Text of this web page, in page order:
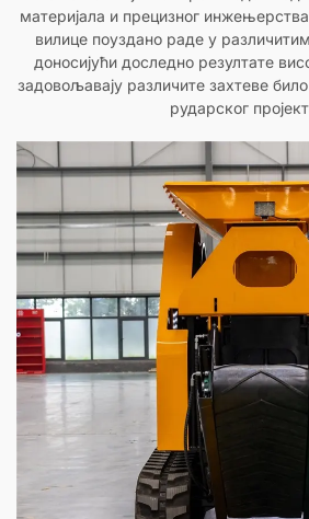
материјала и прецизног
вилице поуздано раде у
доносијући доследно резултате
задовољавају различите захтеве
рударског